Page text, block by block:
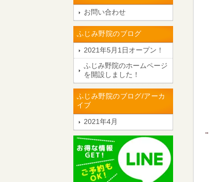
お問い合わせ
ふじみ野院のブログ
2021年5月1日オープン！
ふじみ野院のホームページ
を開設しました！
ふじみ野院のブログ/アーカ
イブ
2021年4月